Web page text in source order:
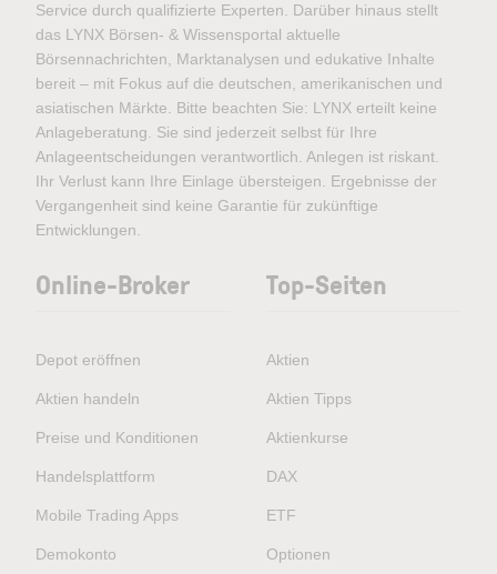
Service durch qualifizierte Experten. Darüber hinaus stellt
das LYNX Börsen- & Wissensportal aktuelle
Börsennachrichten, Marktanalysen und edukative Inhalte
bereit – mit Fokus auf die deutschen, amerikanischen und
asiatischen Märkte. Bitte beachten Sie: LYNX erteilt keine
Anlageberatung. Sie sind jederzeit selbst für Ihre
Anlageentscheidungen verantwortlich. Anlegen ist riskant.
Ihr Verlust kann Ihre Einlage übersteigen. Ergebnisse der
Vergangenheit sind keine Garantie für zukünftige
Entwicklungen.
Online-Broker
Depot eröffnen
Aktien handeln
Preise und Konditionen
Handelsplattform
Mobile Trading Apps
Demokonto
Top-Seiten
Aktien
Aktien Tipps
Aktienkurse
DAX
ETF
Optionen